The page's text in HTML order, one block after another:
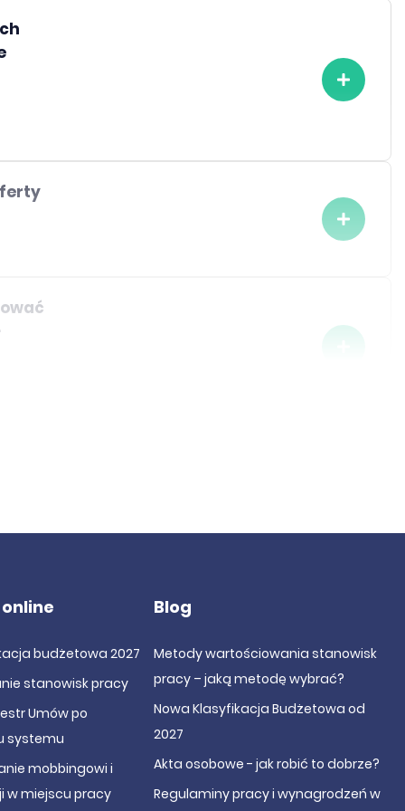
budżetowa 2027
stanowisk pracy
Umów po
systemu
mobbingowi i
w miejscu pracy
Blog
Metody wartościowania stanowisk
pracy – jaką metodę wybrać?
Nowa Klasyfikacja Budżetowa od
2027
Akta osobowe - jak robić to dobrze?
Regulaminy pracy i wynagrodzeń w